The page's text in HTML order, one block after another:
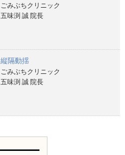
ごみぶちクリニック
五味渕 誠 院長
縦隔動揺
ごみぶちクリニック
五味渕 誠 院長